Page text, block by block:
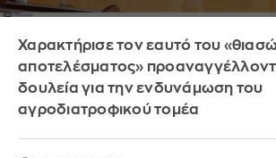
Χαρακτήρισε τον εαυτό του
αποτελέσματος»
δουλεία για την ενδυνάμωση του
αγροδιατροφικού τομέα